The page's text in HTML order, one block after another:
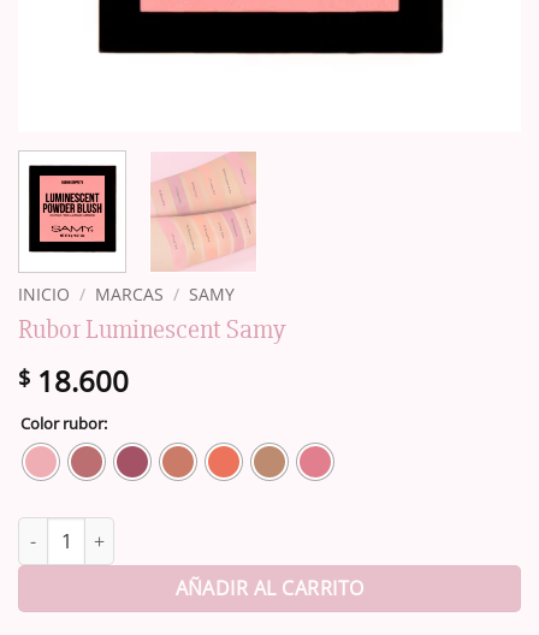
INICIO / MARCAS / SAMY
Rubor Luminescent Samy
$ 18.600
Color rubor:
Rubor Luminescent Samy cantidad
AÑADIR AL CARRITO